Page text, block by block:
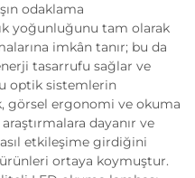
odaklama
yoğunluğunu tam olarak
imkân tanır; bu da
tasarrufu sağlar ve
optik sistemlerin
görsel ergonomi ve okuma
dayanır ve
etkileşime girdiğini
ortaya koymuştur.